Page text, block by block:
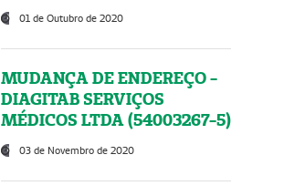
01 de Outubro de 2020
MUDANÇA DE ENDEREÇO -
DIAGITAB SERVIÇOS
MÉDICOS LTDA (54003267-5)
03 de Novembro de 2020